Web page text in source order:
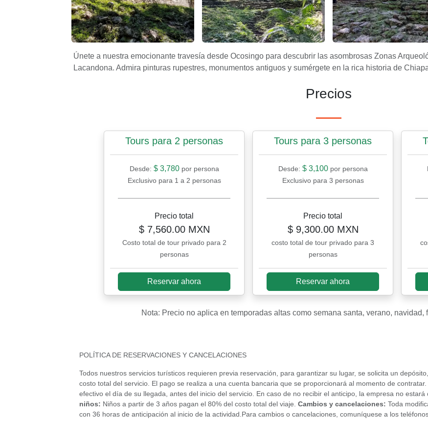
Únete a nuestra emocionante travesía desde Ocosingo para descubrir las asombrosas Zonas
Lacandona. Admira pinturas rupestres, monumentos antiguos y sumérgete en la rica historia de
Precios
Tours para 2 personas
Desde: $ 3,780 por persona
Exclusivo para 1 a 2 personas
Precio total
$ 7,560.00 MXN
Costo total de tour privado para 2
personas
Reservar ahora
Tours para 3 personas
Desde: $ 3,100 por persona
Exclusivo para 3 personas
Precio total
$ 9,300.00 MXN
costo total de tour privado para 3
personas
Reservar ahora
Nota: Precio no aplica en temporadas altas como semana santa, verano, navidad,
POLÍTICA DE RESERVACIONES Y CANCELACIONES
Todos nuestros servicios turísticos requieren previa reservación, para garantizar su lugar, se solicita un
costo total del servicio. El pago se realiza a una cuenta bancaria que se proporcionará al momento de
efectivo el día de su llegada, antes del inicio del servicio. En caso de no recibir el anticipo, la empresa no estará
niños: Niños a partir de 3 años pagan el 80% del costo total del viaje. Cambios y cancelaciones: Toda
con 36 horas de anticipación al inicio de la actividad.Para cambios o cancelaciones, comuníquese a los